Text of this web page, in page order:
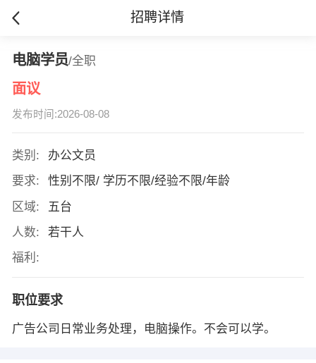
招聘详情
电脑学员/全职
面议
发布时间:2026-08-08
类别:
办公文员
要求:
性别不限/ 学历不限/经验不限/年龄
区域:
五台
人数:
若干人
福利:
职位要求
广告公司日常业务处理，电脑操作。不会可以学。